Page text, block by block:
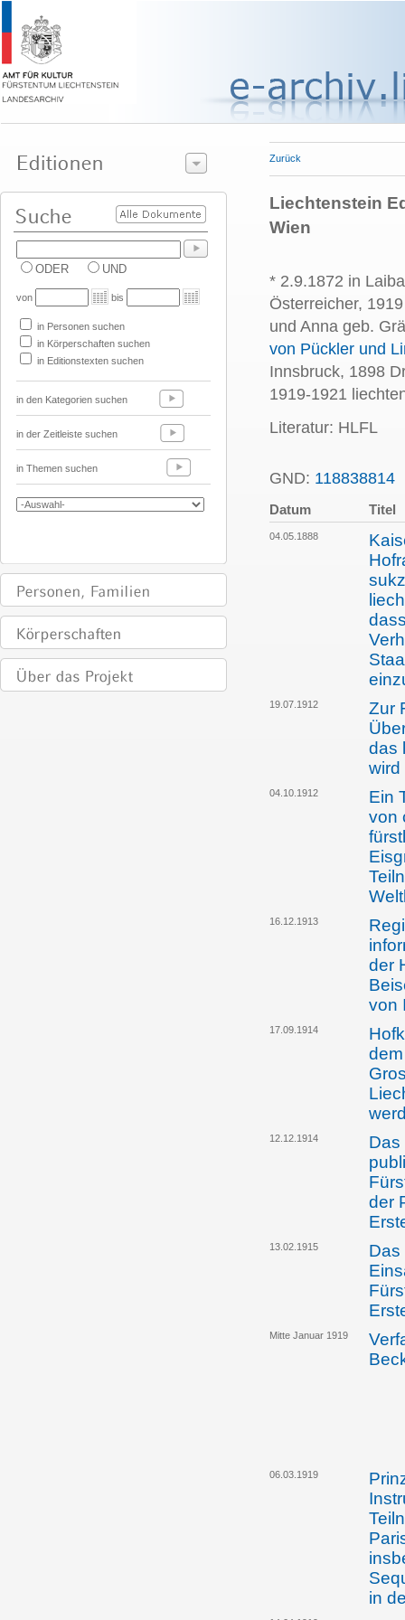
ODER UND
von bis
in Personen suchen
in Körperschaften suchen
in Editionstexten suchen
in den Kategorien suchen
in der Zeitleiste suchen
in Themen suchen
Zurück
Liechtenstein
Wien
* 2.9.1872 in
Österreicher,
und Anna geb.
von Pückler und
Innsbruck, 1898
1919-1921
Literatur: HLFL
GND: 118838814
Datum Titel
04.05.1888
19.07.1912
Zur
das
wird
04.10.1912
Ein
von
16.12.1913
der
von
17.09.1914
12.12.1914
Das
der
13.02.1915
Das
Mitte Januar 1919
06.03.1919
in